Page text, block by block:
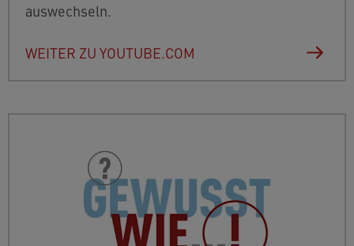
auswechseln.
WEITER ZU YOUTUBE.COM